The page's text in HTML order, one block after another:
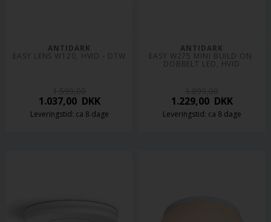
ANTIDARK
EASY LENS W120, HVID - DTW
1.037,00DKK
Leveringstid: ca 8 dage
ANTIDARK
EASY W275 MINI BUILD ON
DOBBELT LED, HVID
1.229,00DKK
Leveringstid: ca 8 dage